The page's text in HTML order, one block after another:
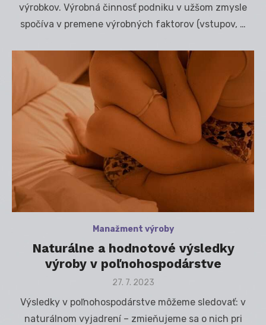
výrobkov. Výrobná činnosť podniku v užšom zmysle
spočíva v premene výrobných faktorov (vstupov, …
Manažment výroby
Naturálne a hodnotové výsledky
výroby v poľnohospodárstve
Posted
27. 7. 2023
Výsledky v poľnohospodárstve môžeme sledovať: v
naturálnom vyjadrení – zmieňujeme sa o nich pri